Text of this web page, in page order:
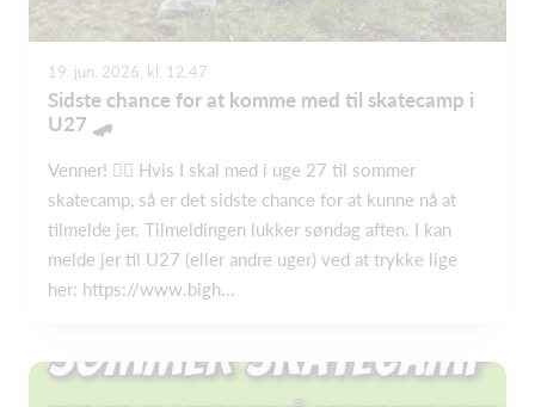
19. jun. 2026, kl. 12.47
Sidste chance for at komme med til skatecamp i
U27 🛹
Venner! ❤️‍🔥 Hvis I skal med i uge 27 til sommer
skatecamp, så er det sidste chance for at kunne nå at
tilmelde jer. Tilmeldingen lukker søndag aften. I kan
melde jer til U27 (eller andre uger) ved at trykke lige
her: https://www.bigh...